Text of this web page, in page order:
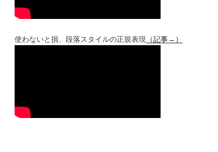
使わないと損、段落スタイルの正規表現 （記事→）